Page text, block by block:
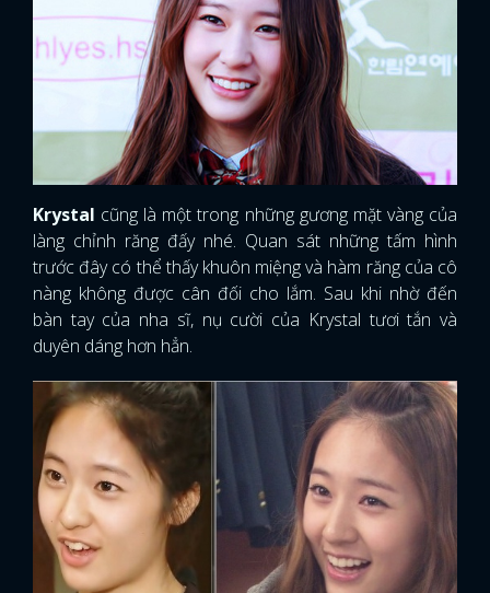
Krystal cũng là một trong những gương mặt vàng của
làng chỉnh răng đấy nhé. Quan sát những tấm hình
trước đây có thể thấy khuôn miệng và hàm răng của cô
nàng không được cân đối cho lắm. Sau khi nhờ đến
bàn tay của nha sĩ, nụ cười của Krystal tươi tắn và
duyên dáng hơn hẳn.